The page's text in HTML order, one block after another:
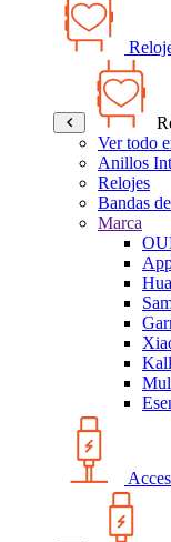
Ver todo
Anillos
Relojes
Bandas
Marca